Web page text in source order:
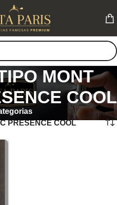
MONT
COOL
PRESENCE COOL